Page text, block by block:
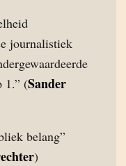
journalistiek
1.” (Sander
belang”
)